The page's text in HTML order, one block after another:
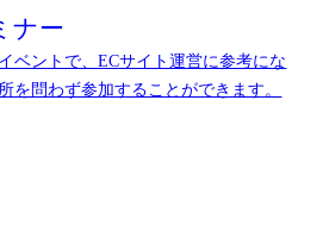
ナー
ベントで、ECサイト運営に参考にな
を問わず参加することができます。